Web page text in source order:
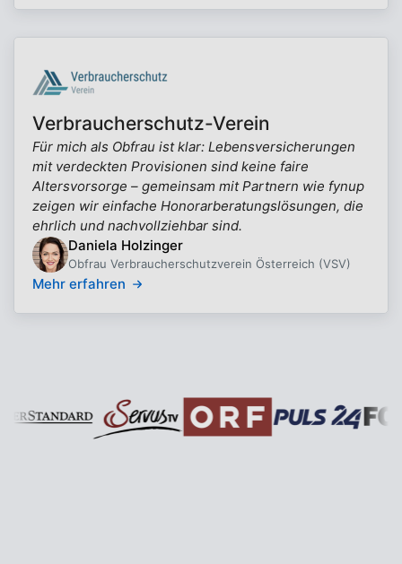
Verbraucherschutz-Verein
Für mich als Obfrau ist klar: Lebensversicherungen
mit verdeckten Provisionen sind keine faire
Altersvorsorge – gemeinsam mit Partnern wie fynup
zeigen wir einfache Honorarberatungslösungen, die
ehrlich und nachvollziehbar sind.
Daniela Holzinger
Obfrau Verbraucherschutzverein Österreich (VSV)
Mehr erfahren